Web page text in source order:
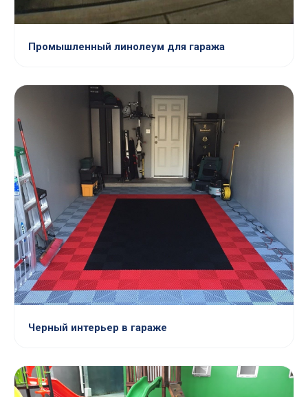
Промышленный линолеум для гаража
Черный интерьер в гараже